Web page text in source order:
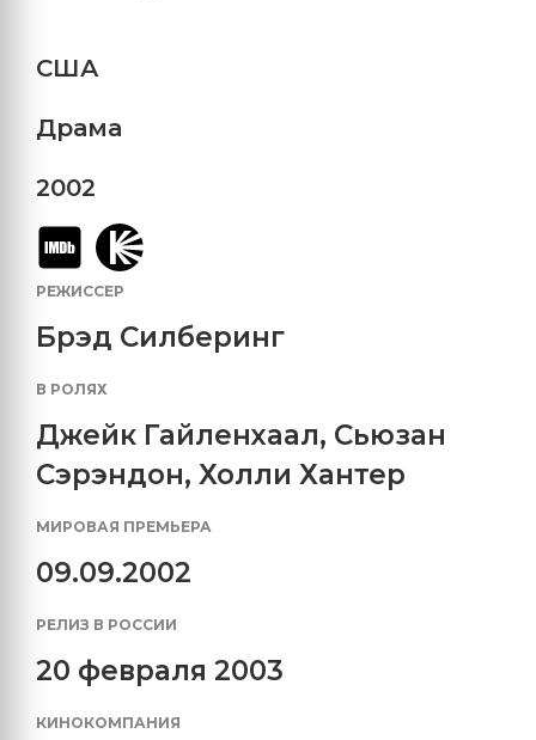
США
Драма
2002
РЕЖИССЕР
Брэд Силберинг
В РОЛЯХ
Джейк Гайленхаал, Сьюзан
Сэрэндон, Холли Хантер
МИРОВАЯ ПРЕМЬЕРА
09.09.2002
РЕЛИЗ В РОССИИ
20 февраля 2003
КИНОКОМПАНИЯ